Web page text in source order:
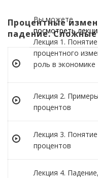
Процентные
падение.
Вы можете
посмотреть
Лекция 1. Понятие
процентного
роль в экономике
Лекция 2.
процентов
Лекция 3.
процентов
Лекция 4. Падение,